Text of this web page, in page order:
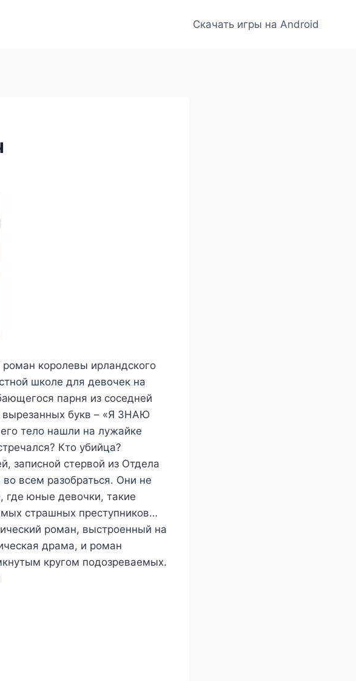
Скачать игры на Android
королевы ирландского
школе для девочек на
парня из соседней
букв – «Я ЗНАЮ
тело нашли на лужайке
Кто убийца?
записной стервой из Отдела
всем разобраться. Они не
где юные девочки, такие
страшных преступников…
роман, выстроенный на
драма, и роман
кругом подозреваемых.